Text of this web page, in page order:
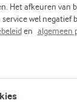
Het afkeuren van
wel negatief
en algemeen